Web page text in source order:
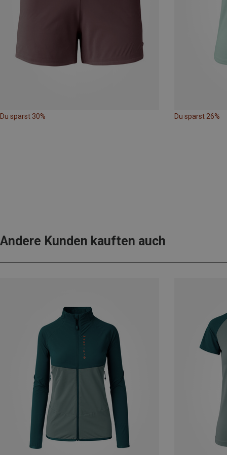
Du sparst 30% Du sparst 26%
Andere Kunden kauften auch